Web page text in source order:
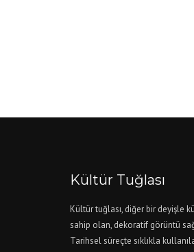
Kültür Tuğlası
Kültür tuğlası, diğer bir deyişle
sahip olan, dekoratif görüntü
Tarihsel süreçte sıklıkla